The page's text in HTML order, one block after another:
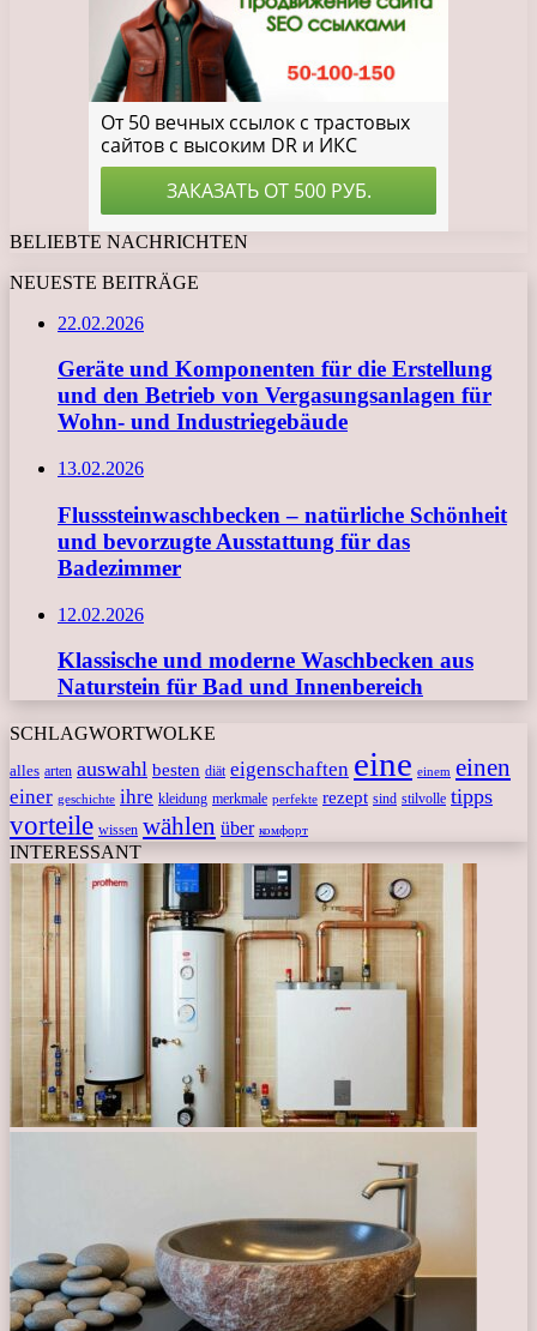
BELIEBTE NACHRICHTEN
NEUESTE BEITRÄGE
22.02.2026
Geräte und Komponenten für die Erstellung
und den Betrieb von Vergasungsanlagen für
Wohn- und Industriegebäude
13.02.2026
Flusssteinwaschbecken – natürliche Schönheit
und bevorzugte Ausstattung für das
Badezimmer
12.02.2026
Klassische und moderne Waschbecken aus
Naturstein für Bad und Innenbereich
SCHLAGWORTWOLKE
alles arten auswahl besten diät eigenschaften eine einem einen
einer geschichte ihre kleidung merkmale perfekte rezept sind stilvolle tipps
vorteile wissen wählen über комфорт
INTERESSANT